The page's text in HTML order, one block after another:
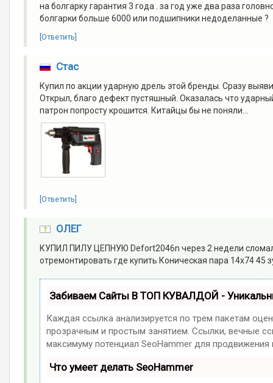
на болгарку гарантия 3 года . за год уже два раза
болгарки больше 6000 или подшипники недоделанные ?
[Ответить]
Стас
Купил по акции ударную дрель этой бренды. Сразу
Открыл, благо дефект пустяшный. Оказалась что
патрон попросту крошится. Китайцы бы не поняли...
[Ответить]
ОЛЕГ
КУПИЛ ПИЛУ ЦЕПНУЮ Defort2046n через 2 недели
отремонтировать где купить Коническая пара 14х74 45
Забиваем Сайты В ТОП КУВАЛДОЙ -
Каждая ссылка анализируется по трем пакетам
прозрачным и простым занятием. Ссылки, вечные
максимуму потенциал SeoHammer для продвижения
Что умеет делать SeoHammer